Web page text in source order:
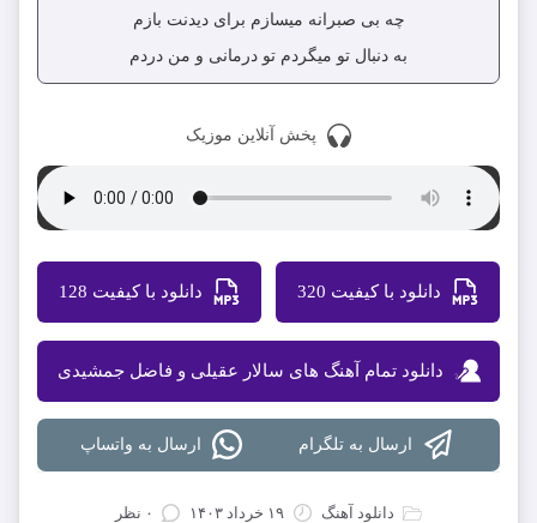
چه بی صبرانه میسازم برای دیدنت بازم
به دنبال تو میگردم تو درمانی و من دردم
پخش آنلاین موزیک
دانلود با کیفیت 320 دانلود با کیفیت 128
دانلود تمام آهنگ های سالار عقیلی و فاضل جمشیدی
ارسال به تلگرام ارسال به واتساپ
دانلود آهنگ ۱۹ خرداد ۱۴۰۳ ۰ نظر